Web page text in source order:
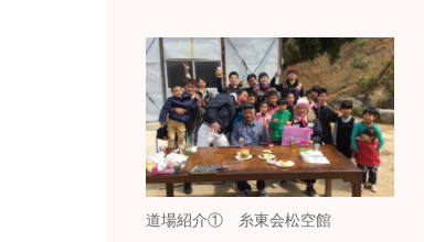
道場紹介① 糸東会松空館